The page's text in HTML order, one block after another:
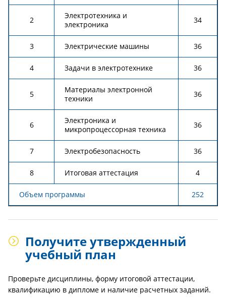
2
Электротехника и
электроника
34
3 Электрические машины 36
4 Задачи в электротехнике 36
5
Материалы электронной
техники
36
6
Электроника и
микропроцессорная техника
36
7 Электробезопасность 36
8 Итоговая аттестация 4
Объем программы 252
Получите утвержденный
учебный план
Проверьте дисциплины, форму итоговой аттестации,
квалификацию в дипломе и наличие расчетных заданий.